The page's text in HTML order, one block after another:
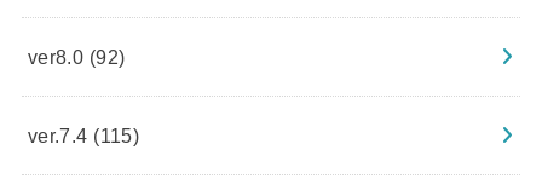
ver8.0 (92)
ver.7.4 (115)